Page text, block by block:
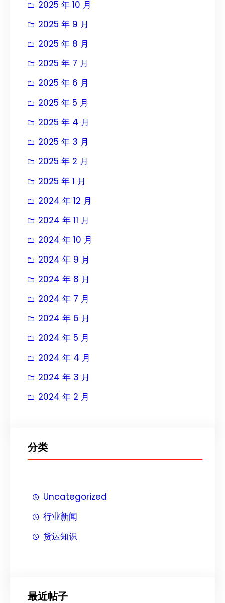
2025 年 10 月
2025 年 9 月
2025 年 8 月
2025 年 7 月
2025 年 6 月
2025 年 5 月
2025 年 4 月
2025 年 3 月
2025 年 2 月
2025 年 1 月
2024 年 12 月
2024 年 11 月
2024 年 10 月
2024 年 9 月
2024 年 8 月
2024 年 7 月
2024 年 6 月
2024 年 5 月
2024 年 4 月
2024 年 3 月
2024 年 2 月
分类
Uncategorized
行业新闻
货运知识
最近帖子